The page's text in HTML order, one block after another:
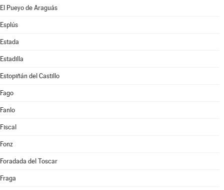
El Pueyo de Araguás
Esplús
Estada
Estadilla
Estopiñán del Castillo
Fago
Fanlo
Fiscal
Fonz
Foradada del Toscar
Fraga